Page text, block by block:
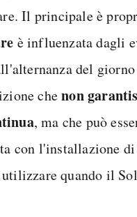
Il principale è
è influenzata dagli
del
chenon
, ma che può
con l'installazione
quando il